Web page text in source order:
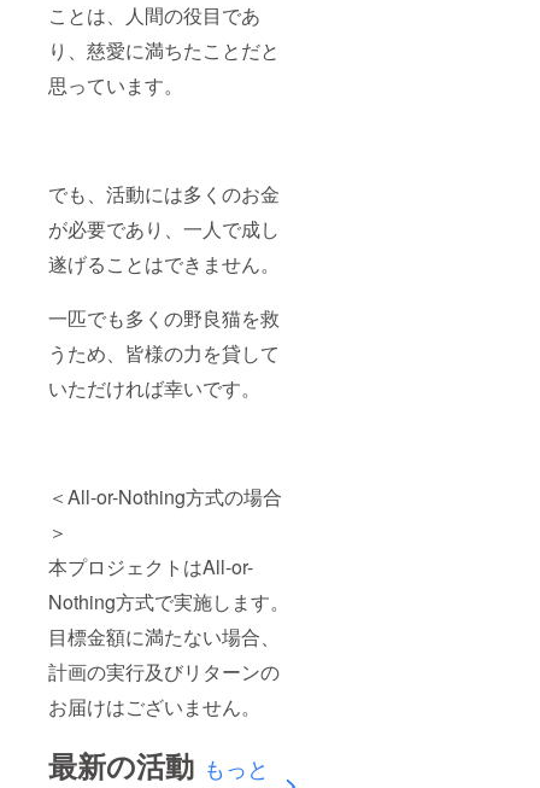
ことは、人間の役目であ
り、慈愛に満ちたことだと
思っています。
でも、活動には多くのお金
が必要であり、一人で成し
遂げることはできません。
一匹でも多くの野良猫を救
うため、皆様の力を貸して
いただければ幸いです。
＜All-or-Nothing方式の場合
＞
本プロジェクトはAll-or-
Nothing方式で実施します。
目標金額に満たない場合、
計画の実行及びリターンの
お届けはございません。
最新の活動 もっと